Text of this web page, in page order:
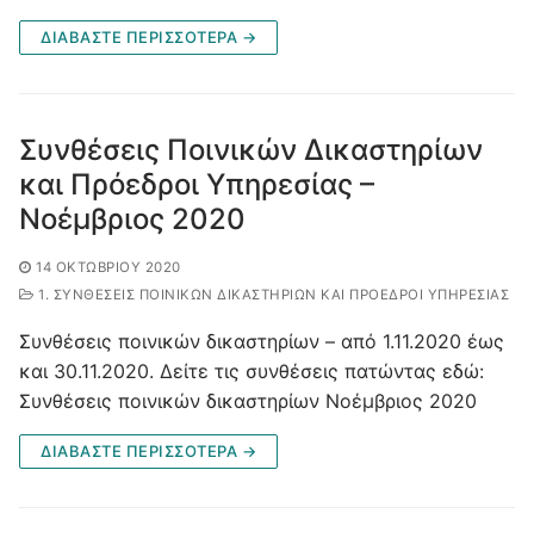
ΔΙΑΒΑΣΤΕ ΠΕΡΙΣΣΟΤΕΡΑ →
Συνθέσεις Ποινικών Δικαστηρίων
και Πρόεδροι Υπηρεσίας –
Νοέμβριος 2020
14 ΟΚΤΩΒΡΊΟΥ 2020
1. ΣΥΝΘΈΣΕΙΣ ΠΟΙΝΙΚΏΝ ΔΙΚΑΣΤΗΡΊΩΝ ΚΑΙ ΠΡΌΕΔΡΟΙ ΥΠΗΡΕΣΊΑΣ
Συνθέσεις ποινικών δικαστηρίων – από 1.11.2020 έως
και 30.11.2020. Δείτε τις συνθέσεις πατώντας εδώ:
Συνθέσεις ποινικών δικαστηρίων Νοέμβριος 2020
ΔΙΑΒΑΣΤΕ ΠΕΡΙΣΣΟΤΕΡΑ →